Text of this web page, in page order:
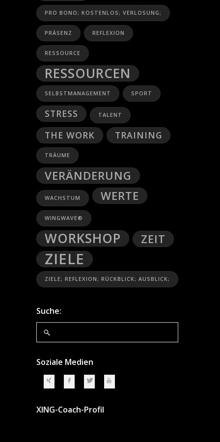
PRO BONO; KOSTENLOS; VERLOSUNG;
PRÄSENZ REFLEXION
RESSOURCE
RESSOURCEN
SELBSTMANAGEMENT SPORT
STRESS TALENT
THE WORK TRAINING
TRÄUME
VERÄNDERUNG
WACHSTUM WERTE
WINGWAVE®
WORKSHOP ZEIT
ZIELE
ZIELE; REFLEXION; RÜCKBLICK; AUSBLICK;
Suche:
Soziale Medien
XING-Coach-Profil